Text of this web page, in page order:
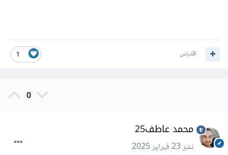
1 اقتباس
0
محمد عاطف25
نشر23 فبراير 2025